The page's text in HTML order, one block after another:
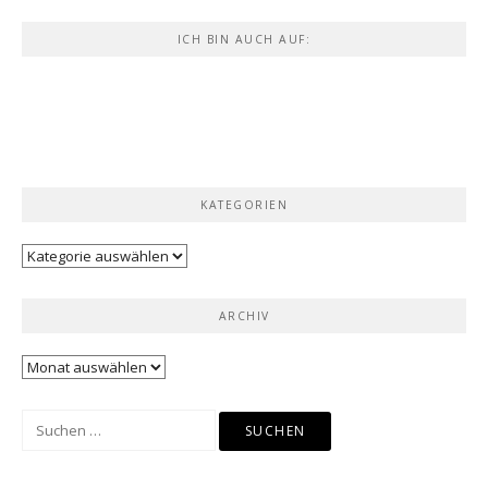
ICH BIN AUCH AUF:
KATEGORIEN
Kategorien
ARCHIV
Archiv
Suchen